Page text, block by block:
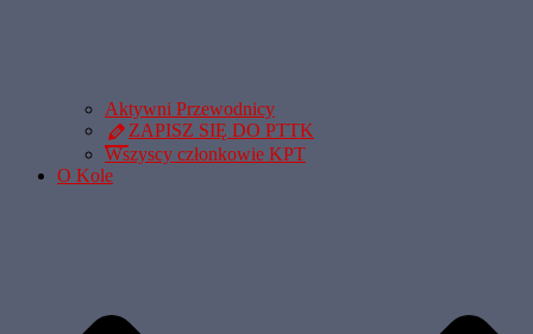
Aktywni Przewodnicy
ZAPISZ SIĘ DO PTTK
Wszyscy członkowie KPT
O Kole